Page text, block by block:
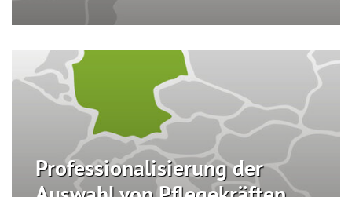
Professionalisierung der